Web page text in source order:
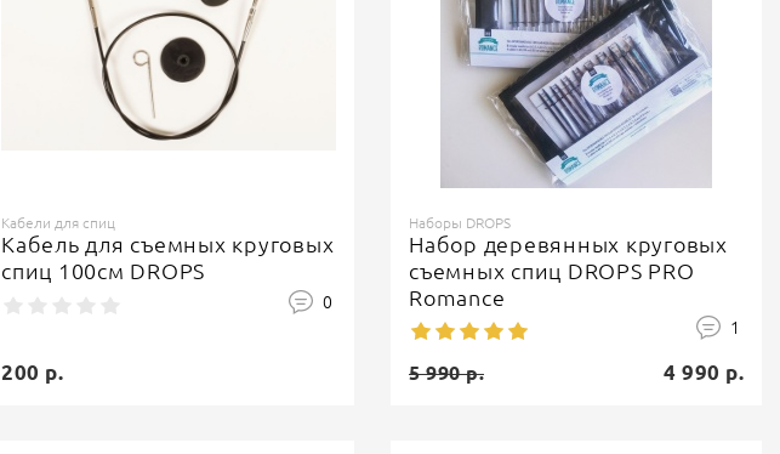
Кабели для спиц
Кабель для съемных круговых
спиц 100см DROPS
0
200 р.
Наборы DROPS
Набор деревянных круговых
съемных спиц DROPS PRO
Romance
1
5 990 р. 4 990 р.